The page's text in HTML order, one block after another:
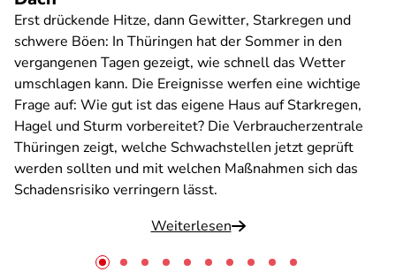
Erst drückende Hitze, dann Gewitter, Starkregen und
schwere Böen: In Thüringen hat der Sommer in den
vergangenen Tagen gezeigt, wie schnell das Wetter
umschlagen kann. Die Ereignisse werfen eine wichtige
Frage auf: Wie gut ist das eigene Haus auf Starkregen,
Hagel und Sturm vorbereitet? Die Verbraucherzentrale
Thüringen zeigt, welche Schwachstellen jetzt geprüft
werden sollten und mit welchen Maßnahmen sich das
Schadensrisiko verringern lässt.
Weiterlesen